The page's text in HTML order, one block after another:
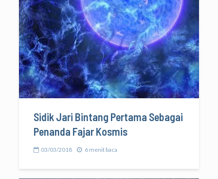
Sidik Jari Bintang Pertama Sebagai
Penanda Fajar Kosmis
03/03/2018 6 menit baca